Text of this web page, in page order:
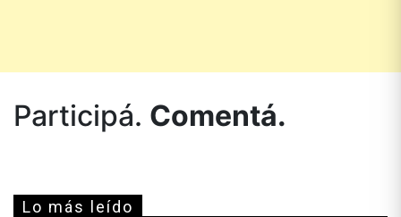
Participá. Comentá.
Lo más leído